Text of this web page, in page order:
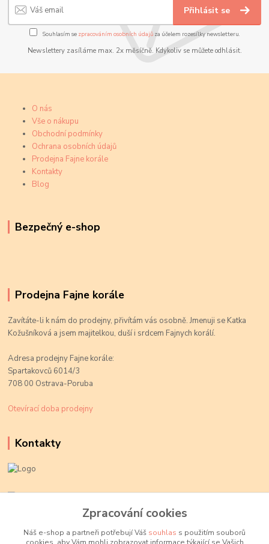
Přihlásit se
Souhlasím se zpracováním osobních údajůza účelem rozesílky newsletteru.
Newslettery zasíláme max. 2x měsíčně. Kdykoliv se můžete odhlásit.
O nás
Vše o nákupu
Obchodní podmínky
Ochrana osobních údajů
Prodejna Fajne korále
Kontakty
Blog
Bezpečný e-shop
Prodejna Fajne korále
Zavítáte-li k nám do prodejny, přivítám vás osobně. Jmenuji se Katka
Kožušníková a jsem majitelkou, duší i srdcem Fajnych korálí.
Adresa prodejny Fajne korále:
Spartakovců 6014/3
708 00 Ostrava-Poruba
Otevírací doba prodejny
Kontakty
+420 774 719 784
Zpracování cookies
Náš e-shop a partneři potřebují Váš souhlas s použitím souborů